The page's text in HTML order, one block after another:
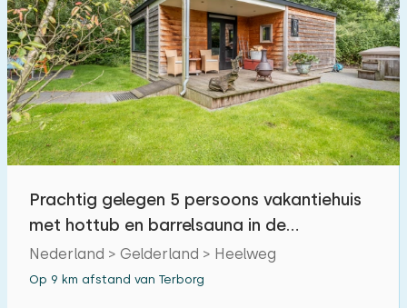
Prachtig gelegen 5 persoons vakantiehuis
met hottub en barrelsauna in de
Achterhoek
Nederland > Gelderland > Heelweg
Op 9 km afstand van Terborg